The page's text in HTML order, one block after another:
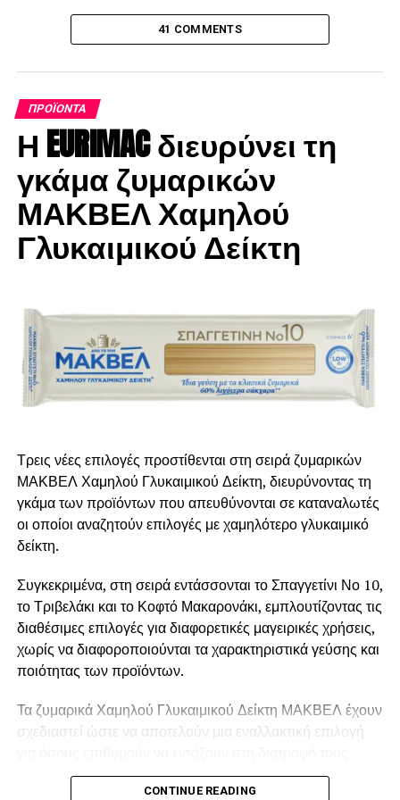
οι ξηροί καρποί ή οι σπόροι.
Τέτοιοι συνδυασμοί είναι το φακόρυζο, φασόλια με
Προϊόντα Σόγιας
Το βασικό χαρακτηριστικό της σόγιας είναι η υψηλή
περιέχει όλα τα απαραίτητα αμινοξέα σε επαρκείς
ποσότητες. Το τόφου, το τέμπε και το γάλα σόγιας είναι
καλές επιλογές που μπορούν να ενσωματωθούν σε
πολλές μαγειρικές παρασκευές.
Τα φυτικά εναλλακτικά κρέατος είναι προϊόντα φυτικής
προέλευσης που μιμούνται τη γεύση, την υφή και την
εμφάνιση του κρέατος. Θα τα βρεις σε διάφορες μορφές,
όπως burger, «κεφτεδάκια», nuggets και άλλα. Είναι
χαμηλό οικολογικό αποτύπωμα, προσφέροντας μια πιο
βιώσιμη διατροφική επιλογή.
Ωστόσο, είναι σημαντικό να διαβάζεις προσεκτικά τις
διατροφικές ετικέτες και να επιλέγεις προϊόντα που
41 COMMENTS
ΠΡΟΪΌΝΤΑ
Η EURIMAC διευρύνει τη
γκάμα ζυμαρικών
ΜΑΚΒΕΛ Χαμηλού
Γλυκαιμικού Δείκτη
Τρεις νέες επιλογές προστίθενται στη σειρά ζυμαρικών
ΜΑΚΒΕΛ Χαμηλού Γλυκαιμικού Δείκτη, διευρύνοντας τη
γκάμα των προϊόντων που απευθύνονται σε καταναλωτές
οι οποίοι αναζητούν επιλογές με χαμηλότερο γλυκαιμικό
δείκτη.
Συγκεκριμένα, στη σειρά εντάσσονται το Σπαγγετίνι Νο 10,
το Τριβελάκι και το Κοφτό Μακαρονάκι, εμπλουτίζοντας τις
διαθέσιμες επιλογές για διαφορετικές μαγειρικές χρήσεις,
χωρίς να διαφοροποιούνται τα χαρακτηριστικά γεύσης και
ποιότητας των προϊόντων.
Τα ζυμαρικά Χαμηλού Γλυκαιμικού Δείκτη ΜΑΚΒΕΛ έχουν
σχεδιαστεί ώστε να αποτελούν μια εναλλακτική επιλογή
προϊόντα με χαμηλότερο γλυκαιμικό δείκτη, διατηρώντας
τη γεύση και την υφή των παραδοσιακών ζυμαρικών και
CONTINUE READING